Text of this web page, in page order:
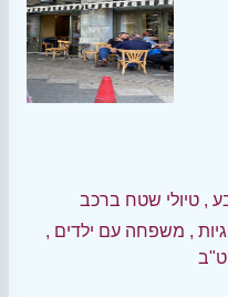
, טיולי שטח ברכב
, משפחה עם ילדים ,